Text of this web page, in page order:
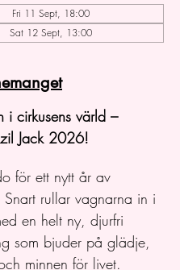
Fri 11 Sept, 18:00
Sat 12 Sept, 13:00
i cirkusens värld –
Jack 2026!
för ett nytt år av
rullar vagnarna in i
en helt ny, djurfri
som bjuder på glädje,
minnen för livet.